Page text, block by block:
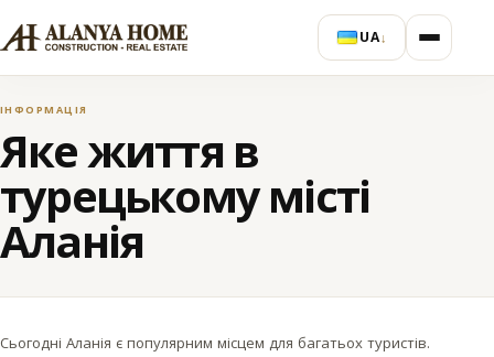
UA↓
ІНФОРМАЦІЯ
Яке життя в
турецькому місті
Аланія
Сьогодні Аланія є популярним місцем для багатьох туристів.